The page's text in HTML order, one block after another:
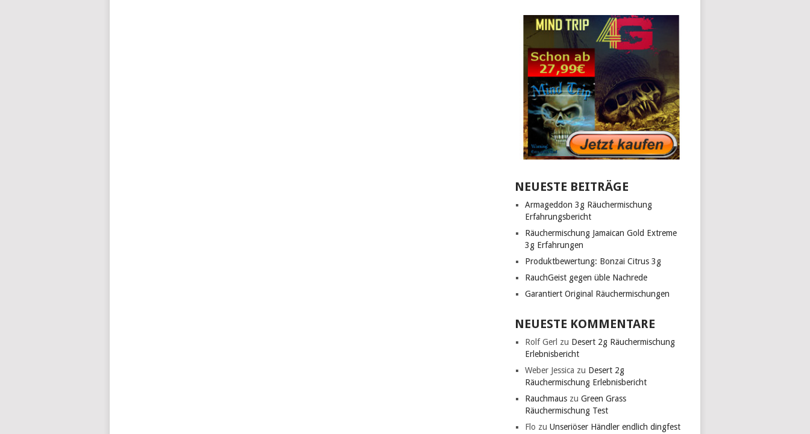
NEUESTE BEITRÄGE
Armageddon 3g Räuchermischung
Erfahrungsbericht
Räuchermischung Jamaican Gold Extreme
3g Erfahrungen
Produktbewertung: Bonzai Citrus 3g
RauchGeist gegen üble Nachrede
Garantiert Original Räuchermischungen
NEUESTE KOMMENTARE
Rolf Gerl zu Desert 2g Räuchermischung
Erlebnisbericht
Weber Jessica zu Desert 2g
Räuchermischung Erlebnisbericht
Rauchmaus zuGreen Grass
Räuchermischung Test
Flo zuUnseriöser Händler endlich dingfest